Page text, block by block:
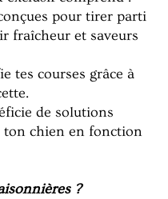
pour tirer parti
fraîcheur et saveurs
tes courses grâce à
de solutions
ton chien en fonction
?